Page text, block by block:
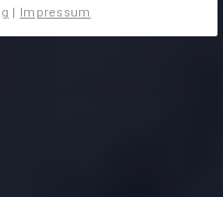
| Impressum